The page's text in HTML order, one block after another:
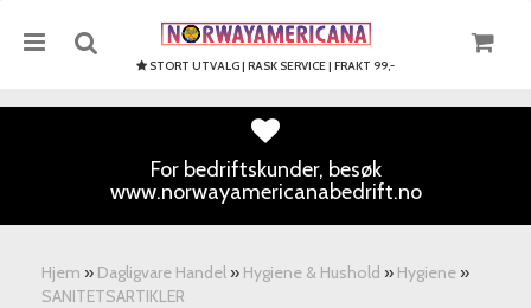
STORT UTVALG | RASK SERVICE | FRAKT 99,-
For bedriftskunder, besøk
www.norwayamericanabedrift.no
Hjem » Dagligvare Handel » Hygiene & Hushold » Hygiene »
SANITETSARTIKLER